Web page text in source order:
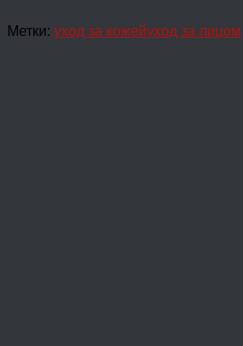
Метки: уход за кожейуход за лицом